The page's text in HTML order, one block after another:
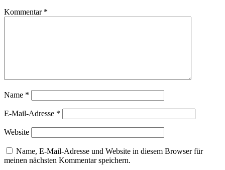
Kommentar *
Name *
E-Mail-Adresse *
Website
Name, E-Mail-Adresse und Website in diesem Browser für
meinen nächsten Kommentar speichern.